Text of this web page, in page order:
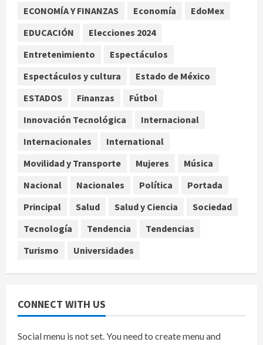
3
Reflexionan sobre el derecho a la
barrio
Jardín Hidalgo de Coyoacán atrae
mariposas y aves tras convertirse
agosto 10, 2026
5
Planta Tecolote-La Gloria recibió
tres veces fondos internacionales y
sigue sin concretarse
ECONOMÍA Y FINANZAS Economía
EdoMex
EDUCACIÓN
Elecciones 2024
Entretenimiento
Espectáculos
Espectáculos y cultura
Estado de México
ESTADOS
Finanzas
Fútbol
Innovación Tecnológica
Internacional
Internacionales
International
Movilidad y Transporte
Mujeres
Música
Nacional
Nacionales Política
Portada
Principal
Salud Salud y Ciencia
Sociedad
Tecnología
Tendencia
Tendencias
Turismo
Universidades
CONNECT WITH US
Social menu is not set. You need to create menu and